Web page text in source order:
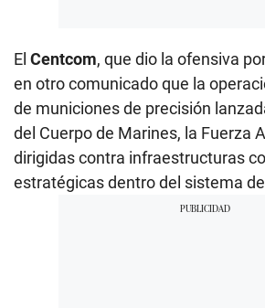
El Centcom, que dio la ofensiva
en otro comunicado que la
de municiones de precisión
del Cuerpo de Marines, la Fuerza
dirigidas contra infraestructuras
estratégicas dentro del sistema